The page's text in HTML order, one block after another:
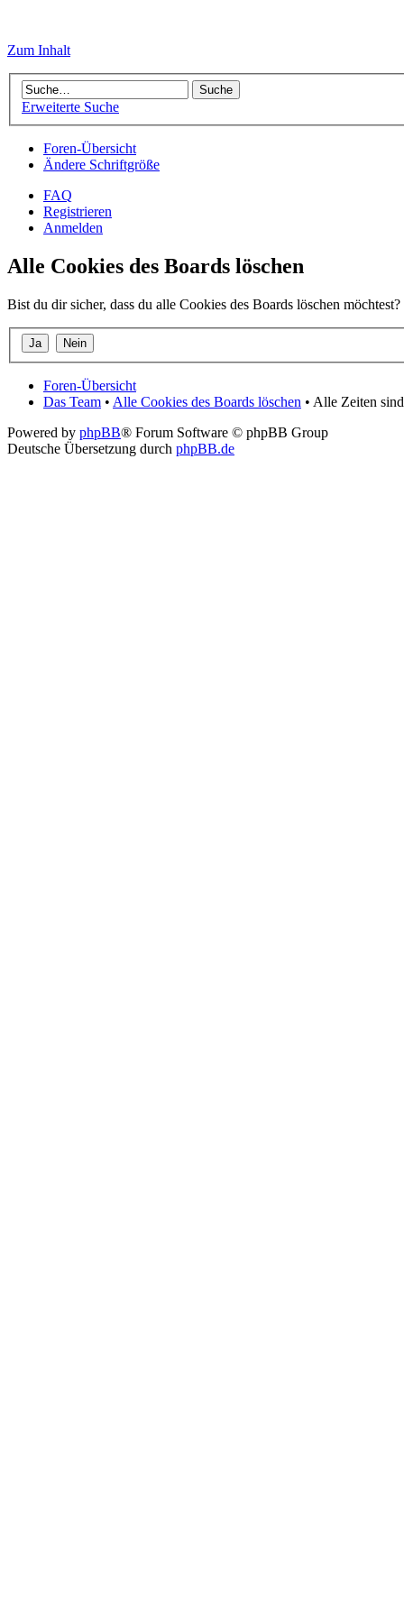
Zum Inhalt
Erweiterte Suche
Foren-Übersicht
Ändere Schriftgröße
FAQ
Registrieren
Anmelden
Alle Cookies des Boards löschen
Bist du dir sicher, dass du alle Cookies des Boards löschen möchtest?
Foren-Übersicht
Das Team • Alle Cookies des Boards löschen • Alle Zeiten
Powered by phpBB® Forum Software © phpBB Group
Deutsche Übersetzung durch phpBB.de